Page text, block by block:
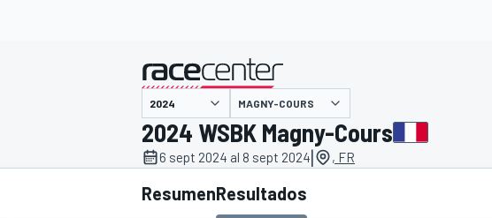
INDYCAR
presentado por
MAGNY-COURS
2024 WSBK Magny-Cours
6 sept 2024 al 8 sept 2024| , FR
ResumenResultados